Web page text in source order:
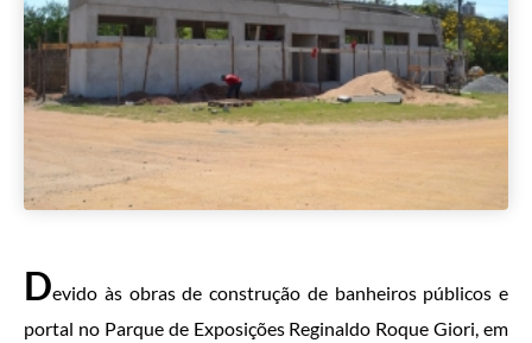
Devido às obras de construção de banheiros públicos e
portal no Parque de Exposições Reginaldo Roque Giori, em